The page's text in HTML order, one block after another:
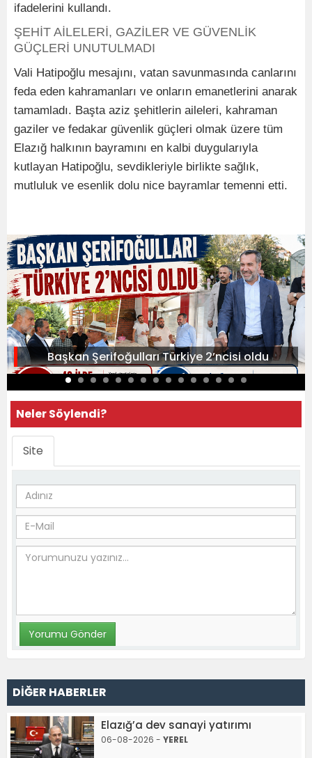
ifadelerini kullandı.
ŞEHİT AİLELERİ, GAZİLER VE GÜVENLİK
GÜÇLERİ UNUTULMADI
Vali Hatipoğlu mesajını, vatan savunmasında canlarını
feda eden kahramanları ve onların emanetlerini anarak
tamamladı. Başta aziz şehitlerin aileleri, kahraman
gaziler ve fedakar güvenlik güçleri olmak üzere tüm
Elazığ halkının bayramını en kalbi duygularıyla
kutlayan Hatipoğlu, sevdikleriyle birlikte sağlık,
mutluluk ve esenlik dolu nice bayramlar temenni etti.
Başkan Şerifoğulları Türkiye 2’ncisi oldu
Neler Söylendi?
Site
DİĞER HABERLER
Elazığ’a dev sanayi yatırımı
06-08-2026 - YEREL